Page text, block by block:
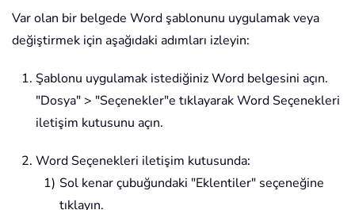
Var olan bir belgede Word şablonunu uygulamak veya
değiştirmek için aşağıdaki adımları izleyin:
Şablonu uygulamak istediğiniz Word belgesini açın.
"Dosya" > "Seçenekler"e tıklayarak Word Seçenekleri
iletişim kutusunu açın.
Word Seçenekleri iletişim kutusunda:
Sol kenar çubuğundaki "Eklentiler" seçeneğine
tıklayın.